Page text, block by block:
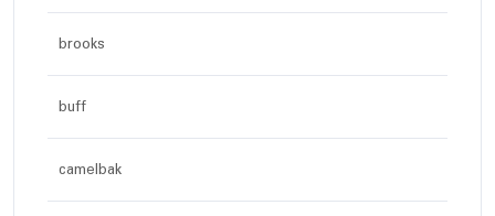
brooks
buff
camelbak